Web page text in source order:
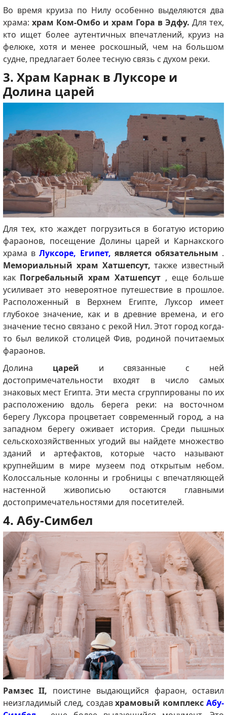
Во время круиза по Нилу особенно выделяются два
храма: храм Ком-Омбо и храм Гора в Эдфу. Для тех,
кто ищет более аутентичных впечатлений, круиз на
фелюке, хотя и менее роскошный, чем на большом
судне, предлагает более тесную связь с духом реки.
3. Храм Карнак в Луксоре и
Долина царей
Для тех, кто жаждет погрузиться в богатую историю
фараонов, посещение Долины царей и Карнакского
храма вЛуксоре, Египет, является обязательным .
Мемориальный храм Хатшепсут, также известный
как Погребальный храм Хатшепсут , еще больше
усиливает это невероятное путешествие в прошлое.
Расположенный в Верхнем Египте, Луксор имеет
глубокое значение, как и в древние времена, и его
значение тесно связано с рекой Нил. Этот город когда-
то был великой столицей Фив, родиной почитаемых
фараонов.
Долина царей и связанные с ней
достопримечательности входят в число самых
знаковых мест Египта. Эти места сгруппированы по их
расположению вдоль берега реки: на восточном
берегу Луксора процветает современный город, а на
западном берегу оживает история. Среди пышных
сельскохозяйственных угодий вы найдете множество
зданий и артефактов, которые часто называют
крупнейшим в мире музеем под открытым небом.
Колоссальные колонны и гробницы с впечатляющей
настенной живописью остаются главными
достопримечательностями для посетителей.
4. Абу-Симбел
Рамзес II, поистине выдающийся фараон, оставил
неизгладимый след, создавхрамовый комплексАбу-